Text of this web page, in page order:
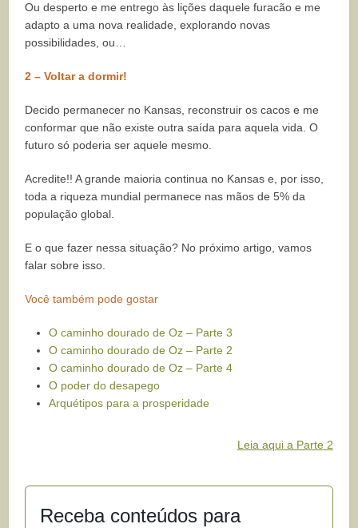
Ou desperto e me entrego às lições daquele furacão e me
adapto a uma nova realidade, explorando novas
possibilidades, ou…
2 – Voltar a dormir!
Decido permanecer no Kansas, reconstruir os cacos e me
conformar que não existe outra saída para aquela vida. O
futuro só poderia ser aquele mesmo.
Acredite!! A grande maioria continua no Kansas e, por isso,
toda a riqueza mundial permanece nas mãos de 5% da
população global.
E o que fazer nessa situação? No próximo artigo, vamos
falar sobre isso.
Você também pode gostar
O caminho dourado de Oz – Parte 3
O caminho dourado de Oz – Parte 2
O caminho dourado de Oz – Parte 4
O poder do desapego
Arquétipos para a prosperidade
Leia aqui a Parte 2
Receba conteúdos para